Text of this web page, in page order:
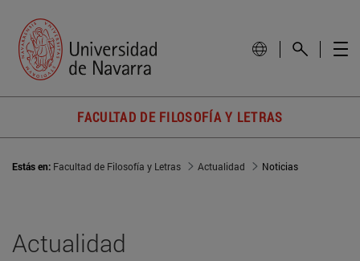
FACULTAD DE FILOSOFÍA Y LETRAS
Estás en: Facultad de Filosofía y Letras Actualidad Noticias
Actualidad